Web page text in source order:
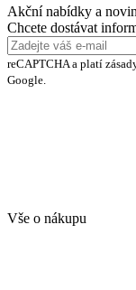
Akční nabídky a
Chcete dostávat
reCAPTCHA a platí
Google.
Vše o nákupu